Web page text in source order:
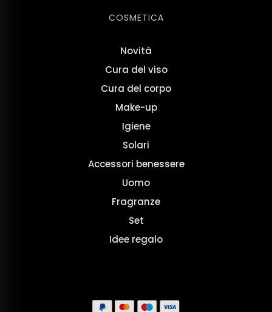
COSMETICA
Novità
Cura del viso
Cura del corpo
Make-up
Igiene
Solari
Accessori benessere
Uomo
Fragranze
Set
Idee regalo